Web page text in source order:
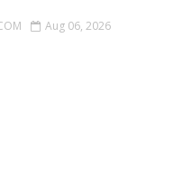
Aug 06, 2026